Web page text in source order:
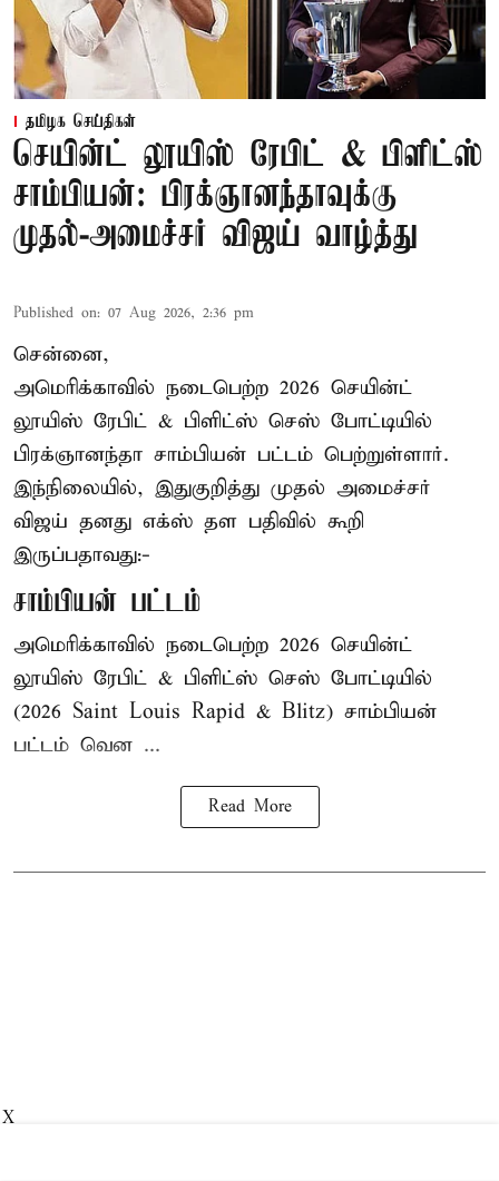
தமிழக செய்திகள்
செயின்ட் லூயிஸ் ரேபிட் & பிளிட்ஸ்
சாம்பியன்: பிரக்ஞானந்தாவுக்கு
முதல்-அமைச்சர் விஜய் வாழ்த்து
Published on: 07 Aug 2026, 2:36 pm
சென்னை,
அமெரிக்காவில் நடைபெற்ற 2026 செயின்ட்
லூயிஸ் ரேபிட் & பிளிட்ஸ் செஸ் போட்டியில்
பிரக்ஞானந்தா சாம்பியன் பட்டம் பெற்றுள்ளார்.
இந்நிலையில், இதுகுறித்து முதல் அமைச்சர்
விஜய் தனது எக்ஸ் தள பதிவில் கூறி
இருப்பதாவது:-
சாம்பியன் பட்டம்
அமெரிக்காவில் நடைபெற்ற 2026 செயின்ட்
லூயிஸ் ரேபிட் & பிளிட்ஸ் செஸ் போட்டியில்
(2026 Saint Louis Rapid & Blitz) சாம்பியன்
பட்டம் வென ...
Read More
X